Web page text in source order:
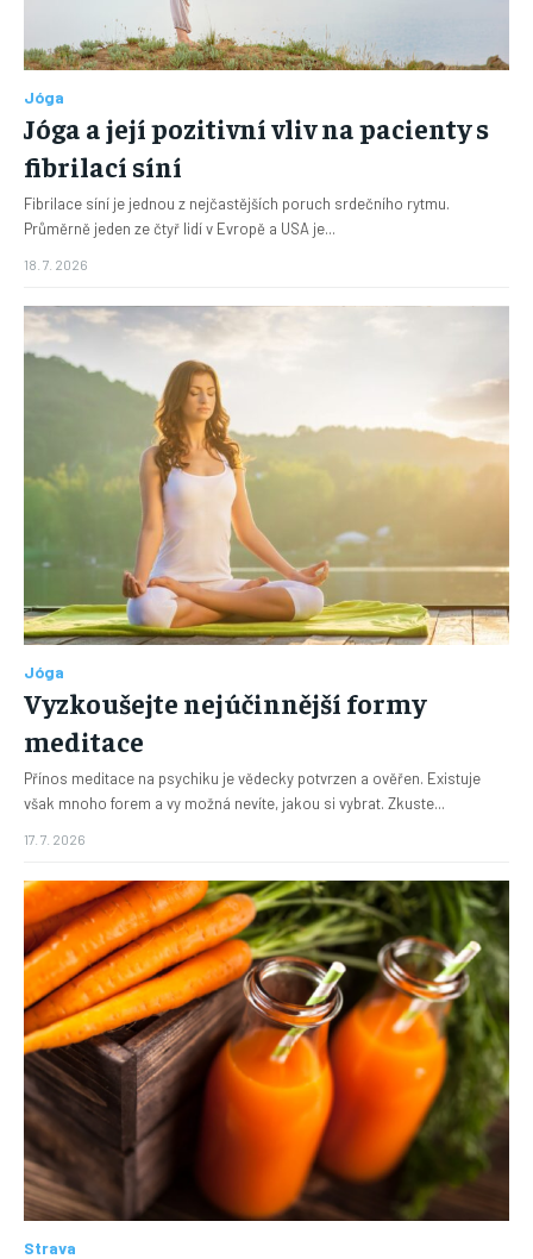
Jóga
Jóga a její pozitivní vliv na pacienty s
fibrilací síní
Fibrilace síní je jednou z nejčastějších poruch srdečního rytmu.
Průměrně jeden ze čtyř lidí v Evropě a USA je...
18. 7. 2026
Jóga
Vyzkoušejte nejúčinnější formy
meditace
Přínos meditace na psychiku je vědecky potvrzen a ověřen. Existuje
však mnoho forem a vy možná nevíte, jakou si vybrat. Zkuste...
17. 7. 2026
Strava